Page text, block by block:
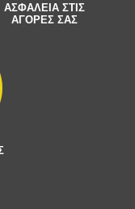
ΑΣΦΑΛΕΙΑ ΣΤΙΣ
ΑΓΟΡΕΣ ΣΑΣ